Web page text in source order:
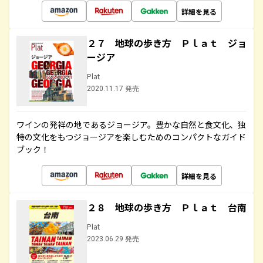
詳細を見る
２７ 地球の歩き方 Ｐｌａｔ ジョ
ージア
Plat
2020.11.17 発売
ワインの発祥の地であるジョージア。豊かな自然と食文化、独
特の文化をもつジョージアを楽しむためのコンパクトなガイド
ブック！
詳細を見る
２８ 地球の歩き方 Ｐｌａｔ 台南
Plat
2023.06.29 発売